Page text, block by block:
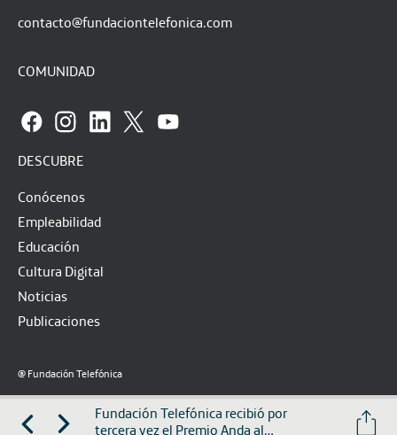
Fundación Telefónica recibió por
tercera vez el Premio Anda al
contacto@fundaciontelefonica.com
COMUNIDAD
DESCUBRE
Conócenos
Empleabilidad
Educación
Cultura Digital
Noticias
Publicaciones
@ Fundación Telefónica